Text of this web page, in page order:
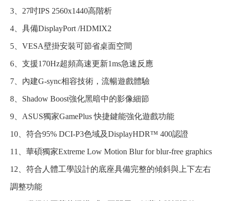
3、27吋IPS 2560x1440高階析
4、具備DisplayPort /HDMIX2
5、VESA壁掛安裝可節省桌面空間
6、支援170Hz超頻高速更新1ms急速反應
7、內建G-sync相容技術，流暢遊戲體驗
8、Shadow Boost強化黑暗中的影像細節
9、ASUS獨家GamePlus 快捷鍵能強化遊戲功能
10、符合95% DCI-P3色域及DisplayHDR™ 400認證
11、華碩獨家Extreme Low Motion Blur for blur-free graphics
12、符合人體工學設計的底座具備完整的傾斜與上下左右
調整功能